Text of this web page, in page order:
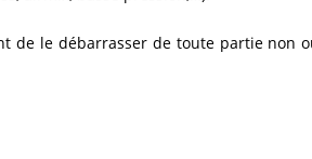
le débarrasser de toute partie non